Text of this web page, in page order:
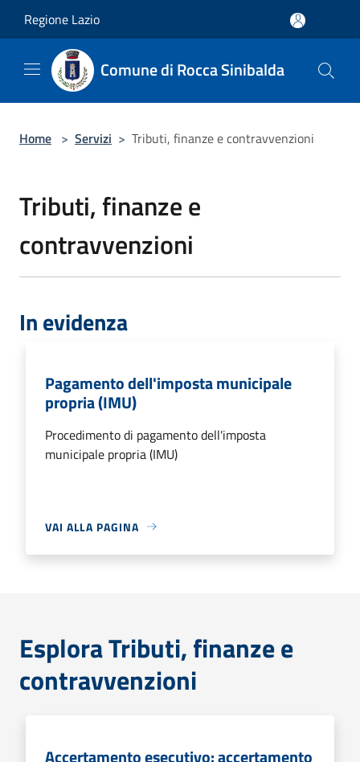
Regione Lazio
Comune di Rocca Sinibalda
Home > Servizi > Tributi, finanze e contravvenzioni
Tributi, finanze e
contravvenzioni
In evidenza
Pagamento dell'imposta municipale
propria (IMU)
Procedimento di pagamento dell'imposta
municipale propria (IMU)
VAI ALLA PAGINA
Esplora Tributi, finanze e
contravvenzioni
Accertamento esecutivo: accertamento